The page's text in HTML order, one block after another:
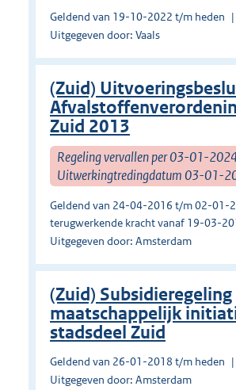
Geldend van 19-10-2022 t/m heden
Uitgegeven door: Vaals
(Zuid)
Zuid 2013
Regeling vervallen per 03-01-
Uitwerkingtredingdatum 03-01-
Geldend van 24-04-2016 t/m 02-01-
terugwerkende kracht vanaf 19-03-
Uitgegeven door: Amsterdam
(Zuid) Subsidieregeling
maatschappelijk
stadsdeel Zuid
Geldend van 26-01-2018 t/m heden
Uitgegeven door: Amsterdam